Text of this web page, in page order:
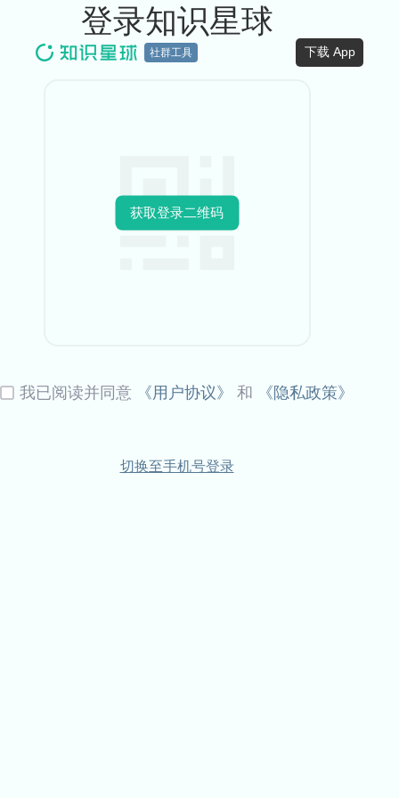
社群工具 下载 App
登录知识星球
获取登录二维码
我已阅读并同意 《用户协议》 和 《隐私政策》
切换至手机号登录